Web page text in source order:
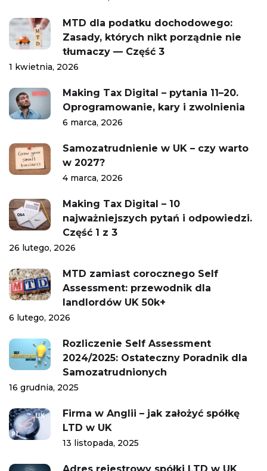
MTD dla podatku dochodowego:
Zasady, których nikt porządnie nie
tłumaczy — Część 3
1 kwietnia, 2026
Making Tax Digital – pytania 11–20.
Oprogramowanie, kary i zwolnienia
6 marca, 2026
Samozatrudnienie w UK – czy warto
w 2027?
4 marca, 2026
Making Tax Digital – 10
najważniejszych pytań i odpowiedzi.
Część 1 z 3
26 lutego, 2026
MTD zamiast corocznego Self
Assessment: przewodnik dla
landlordów UK 50k+
6 lutego, 2026
Rozliczenie Self Assessment
2024/2025: Ostateczny Poradnik dla
Samozatrudnionych
16 grudnia, 2025
Firma w Anglii – jak założyć spółkę
LTD w UK
13 listopada, 2025